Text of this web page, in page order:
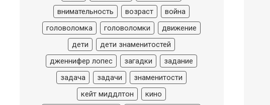
внимательность
возраст
война
головоломка
головоломки
движение
дети
дети знаменитостей
дженнифер лопес
загадки
задание
задача
задачи
знаменитости
кейт миддлтон
кино